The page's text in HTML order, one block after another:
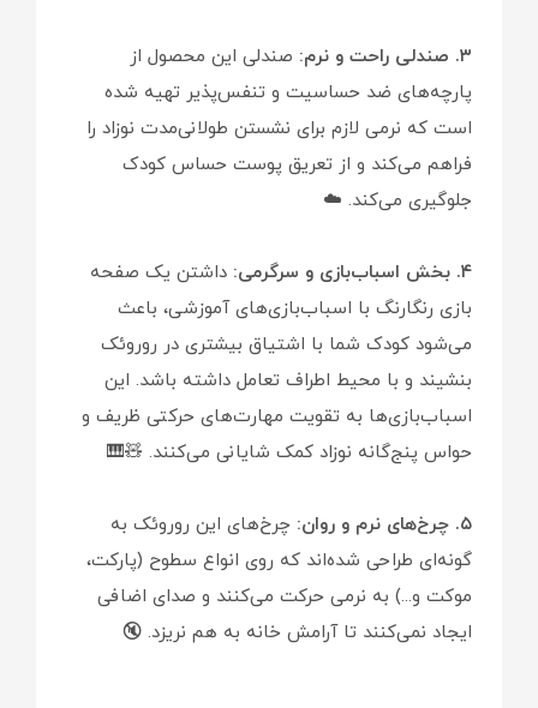
۳. صندلی راحت و نرم:
صندلی این محصول از
پارچه‌های ضد حساسیت و تنفس‌پذیر تهیه شده
است که نرمی لازم برای نشستن طولانی‌مدت نوزاد را
فراهم می‌کند و از تعریق پوست حساس کودک
جلوگیری می‌کند. ☁️
۴. بخش اسباب‌بازی و سرگرمی:
داشتن یک صفحه
بازی رنگارنگ با اسباب‌بازی‌های آموزشی، باعث
می‌شود کودک شما با اشتیاق بیشتری در روروئک
بنشیند و با محیط اطراف تعامل داشته باشد. این
اسباب‌بازی‌ها به تقویت مهارت‌های حرکتی ظریف و
حواس پنج‌گانه نوزاد کمک شایانی می‌کنند. 🧸🎹
۵. چرخ‌های نرم و روان:
چرخ‌های این روروئک به
گونه‌ای طراحی شده‌اند که روی انواع سطوح (پارکت،
موکت و...) به نرمی حرکت می‌کنند و صدای اضافی
ایجاد نمی‌کنند تا آرامش خانه به هم نریزد. 🔇